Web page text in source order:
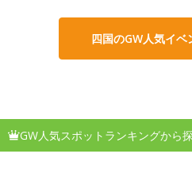
四国のGW人気イベ
GW人気スポットランキングから